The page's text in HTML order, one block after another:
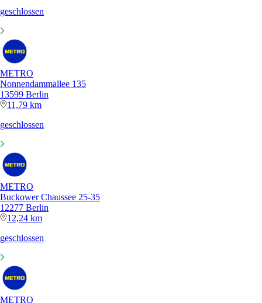
geschlossen
METRO
Nonnendammallee 135
13599 Berlin
11,79 km
geschlossen
METRO
Buckower Chaussee 25-35
12277 Berlin
12,24 km
geschlossen
METRO